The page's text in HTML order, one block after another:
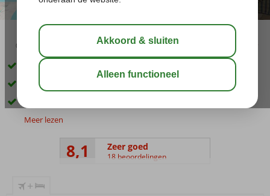
03:45 aug 32°C
Only Adult: min. leeftijd 16 jaar
Midden in het centrum van Rhodos-Stad
Meer lezen
8,1 Zeer goed
18 beoordelingen
+